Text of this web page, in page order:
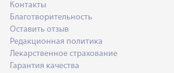
Контакты
Благотворительность
Оставить отзыв
Редакционная политика
Лекарственное страхование
Гарантия качества